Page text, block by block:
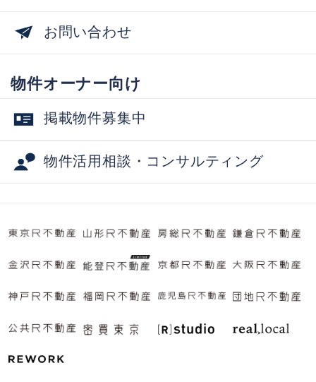
お問い合わせ
物件オーナー向け
掲載物件募集中
物件活用相談・コンサルティング